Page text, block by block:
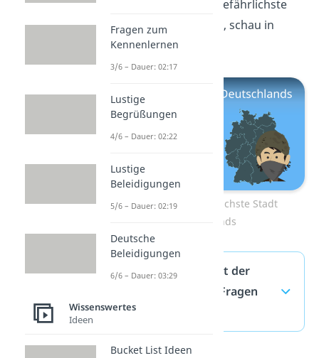
erfahren, welche die gefährlichste
Stadt Deutschlands ist, schau in
diesesVideorein!
Zum Video: Gefährlichste Stadt
Deutschlands
Gefährlichste Stadt der
Welt — häufigste Fragen
(ausklappen)
Fragen zum
Kennenlernen
3/6 – Dauer: 02:17
Lustige
Begrüßungen
4/6 – Dauer: 02:22
Lustige
Beleidigungen
5/6 – Dauer: 02:19
Deutsche
Beleidigungen
6/6 – Dauer: 03:29
Wissenswertes
Ideen
Bucket List Ideen